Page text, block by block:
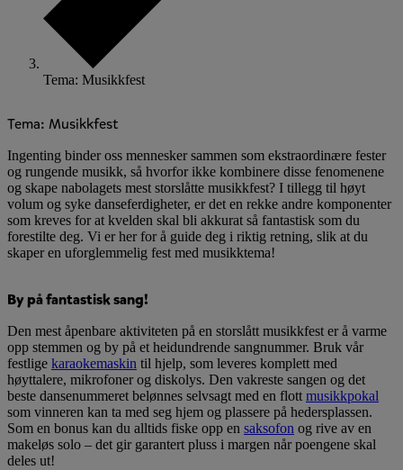
Tema: Musikkfest
Tema: Musikkfest
Ingenting binder oss mennesker sammen som ekstraordinære fester
og rungende musikk, så hvorfor ikke kombinere disse fenomenene
og skape nabolagets mest storslåtte musikkfest? I tillegg til høyt
volum og syke danseferdigheter, er det en rekke andre komponenter
som kreves for at kvelden skal bli akkurat så fantastisk som du
forestilte deg. Vi er her for å guide deg i riktig retning, slik at du
skaper en uforglemmelig fest med musikktema!
By på fantastisk sang!
Den mest åpenbare aktiviteten på en storslått musikkfest er å varme
opp stemmen og by på et heidundrende sangnummer. Bruk vår
festlige karaokemaskin til hjelp, som leveres komplett med
høyttalere, mikrofoner og diskolys. Den vakreste sangen og det
beste dansenummeret belønnes selvsagt med en flott musikkpokal
som vinneren kan ta med seg hjem og plassere på hedersplassen.
Som en bonus kan du alltids fiske opp en saksofon og rive av en
makeløs solo – det gir garantert pluss i margen når poengene skal
deles ut!